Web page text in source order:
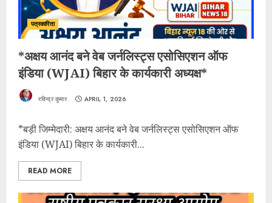
पत्रकारिता
*अक्षय आनंद बने वेब जर्नलिस्ट्स एसोसिएशन ऑफ
इंडिया (WJAI) बिहार के कार्यकारी अध्यक्ष*
रविन्द्र कुमार APRIL 1, 2026
*बड़ी जिम्मेदारी: अक्षय आनंद बने वेब जर्नलिस्ट्स एसोसिएशन ऑफ
इंडिया (WJAI) बिहार के कार्यकारी...
READ MORE